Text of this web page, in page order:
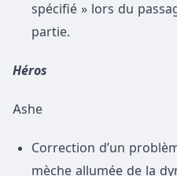
spécifié » lors du
partie.
Héros
Ashe
Correction d’un
mèche allumée de la